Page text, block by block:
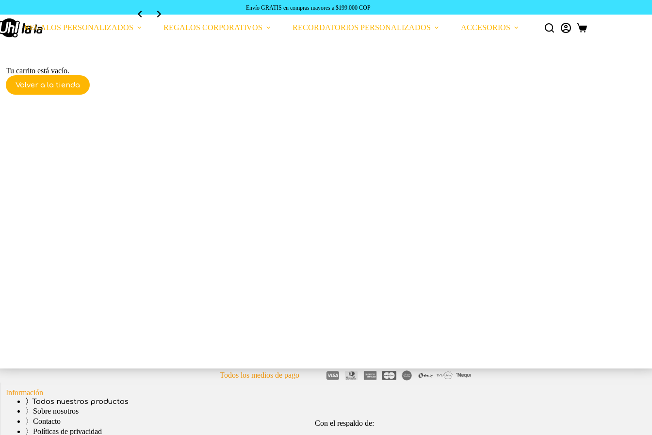
REGALOS PERSONALIZADOS REGALOS CORPORATIVOS RECORDATORIOS PERSONALIZADOS ACCESORIOS
Carro
Tu carrito está vacío.
Volver a la tienda
Todos los medios de pago
Información
〉Todos nuestros productos
〉Sobre nosotros
〉Contacto
〉Políticas de privacidad
Con el respaldo de: